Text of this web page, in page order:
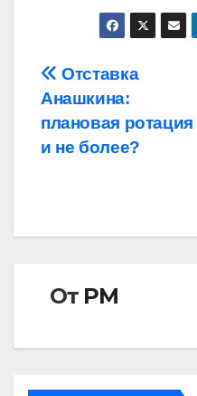
Навигация
по
записям
Отставка
Анашкина:
плановая ротация
и не более?
От РМ